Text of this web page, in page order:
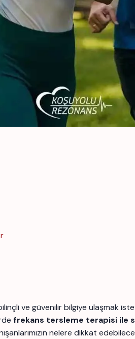
ve güvenilir bilgiye ulaşmak
frekans tersleme terapisi ile
nelere dikkat